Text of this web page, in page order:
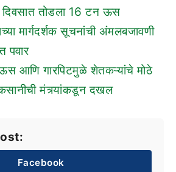
दिवसात तोडला 16 टन ऊस
मार्गदर्शक सूचनांची अंमलबजावणी
पवार
आणि गारपिटमुळे शेतकऱ्यांचे मोठे
मंत्र्यांकडून दखल
Facebook